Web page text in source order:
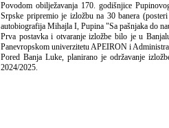
Povodom obilježavanja 170. godišnjice
Srpske pripremio je izložbu na 30 banera
autobiografija Mihajla I, Pupina "Sa pašnjaka do
Prva postavka i otvaranje izložbe bilo je u
Panevropskom univerzitetu APEIRON i
Pored Banja Luke, planirano je održavanje
2024/2025.